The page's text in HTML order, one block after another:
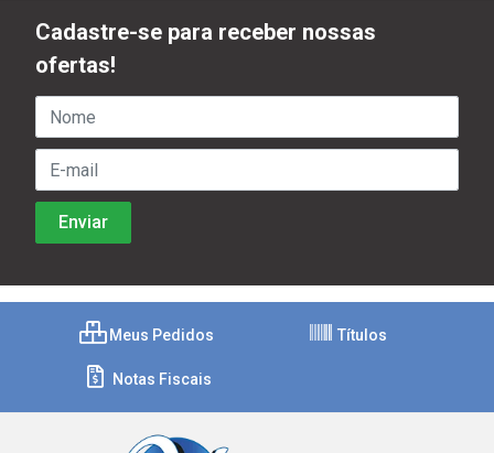
Cadastre-se para receber nossas
ofertas!
Meus Pedidos Títulos
Notas Fiscais